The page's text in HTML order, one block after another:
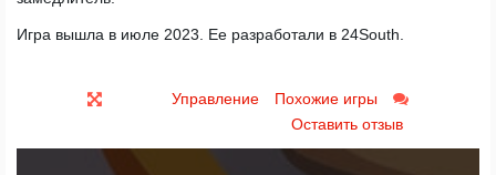
Игра вышла в июле 2023. Ее разработали в 24South.
Управление
Похожие игры
Оставить отзыв